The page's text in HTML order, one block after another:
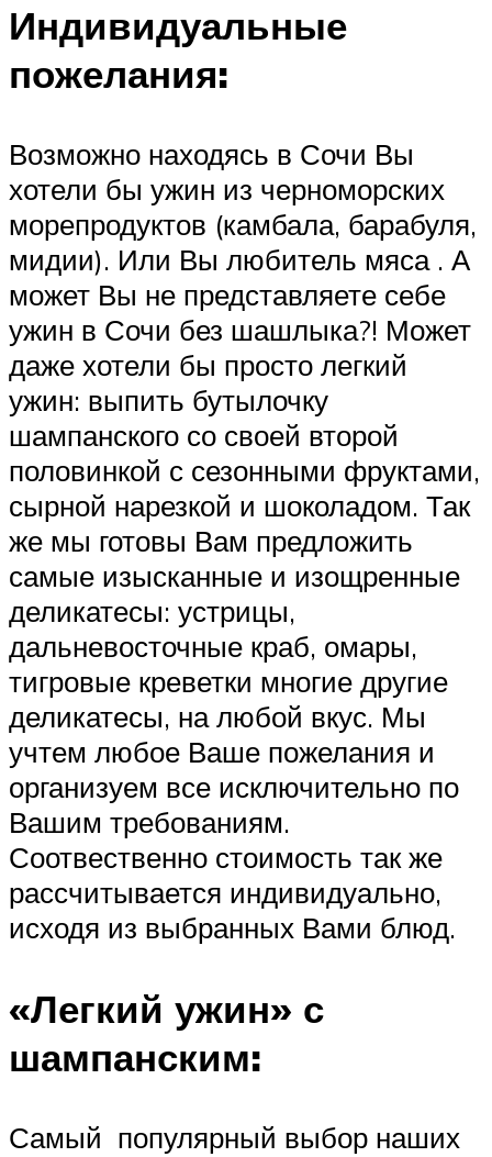
Индивидуальные
пожелания:
Возможно находясь в Сочи Вы
хотели бы ужин из черноморских
морепродуктов (камбала, барабуля,
мидии). Или Вы любитель мяса . А
может Вы не представляете себе
ужин в Сочи без шашлыка?! Может
даже хотели бы просто легкий
ужин: выпить бутылочку
шампанского со своей второй
половинкой с сезонными фруктами,
сырной нарезкой и шоколадом. Так
же мы готовы Вам предложить
самые изысканные и изощренные
деликатесы: устрицы,
дальневосточные краб, омары,
тигровые креветки многие другие
деликатесы, на любой вкус. Мы
учтем любое Ваше пожелания и
организуем все исключительно по
Вашим требованиям.
Соотвественно стоимость так же
рассчитывается индивидуально,
исходя из выбранных Вами блюд.
«Легкий ужин» с
шампанским:
Самый популярный выбор наших